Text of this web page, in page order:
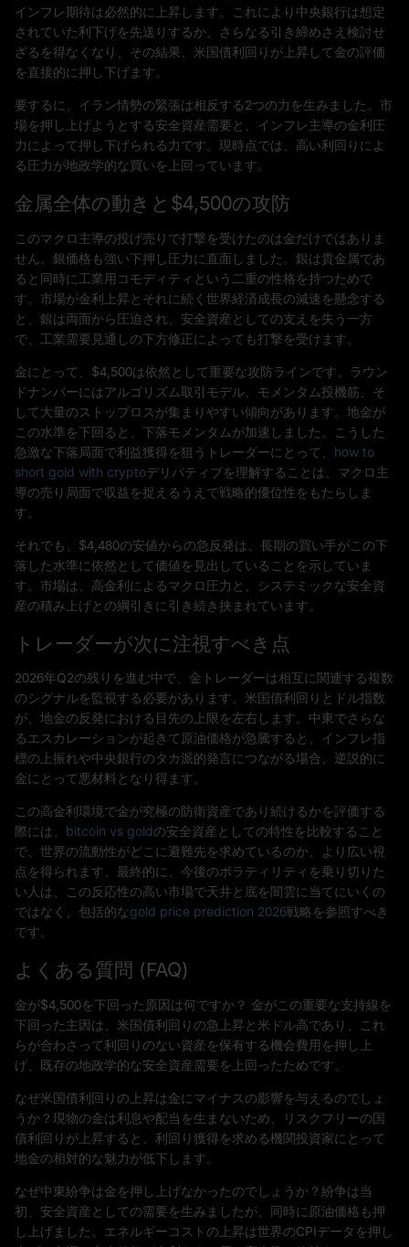
インフレ期待は必然的に上昇します。これにより中央銀行は想定
されていた利下げを先送りするか、さらなる引き締めさえ検討せ
ざるを得なくなり、その結果、米国債利回りが上昇して金の評価
を直接的に押し下げます。
要するに、イラン情勢の緊張は相反する2つの力を生みました。市
場を押し上げようとする安全資産需要と、インフレ主導の金利圧
力によって押し下げられる力です。現時点では、高い利回りによ
る圧力が地政学的な買いを上回っています。
金属全体の動きと$4,500の攻防
このマクロ主導の投げ売りで打撃を受けたのは金だけではありま
せん。銀価格も強い下押し圧力に直面しました。銀は貴金属であ
ると同時に工業用コモディティという二重の性格を持つためで
す。市場が金利上昇とそれに続く世界経済成長の減速を懸念する
と、銀は両面から圧迫され、安全資産としての支えを失う一方
で、工業需要見通しの下方修正によっても打撃を受けます。
金にとって、$4,500は依然として重要な攻防ラインです。ラウン
ドナンバーにはアルゴリズム取引モデル、モメンタム投機筋、そ
して大量のストップロスが集まりやすい傾向があります。地金が
この水準を下回ると、下落モメンタムが加速しました。こうした
急激な下落局面で利益獲得を狙うトレーダーにとって、 how to
short gold with cryptoデリバティブを理解することは、マクロ主
導の売り局面で収益を捉えるうえで戦略的優位性をもたらしま
す。
それでも、$4,480の安値からの急反発は、長期の買い手がこの下
落した水準に依然として価値を見出していることを示していま
す。市場は、高金利によるマクロ圧力と、システミックな安全資
産の積み上げとの綱引きに引き続き挟まれています。
トレーダーが次に注視すべき点
2026年Q2の残りを進む中で、金トレーダーは相互に関連する複数
のシグナルを監視する必要があります。米国債利回りとドル指数
が、地金の反発における目先の上限を左右します。中東でさらな
るエスカレーションが起きて原油価格が急騰すると、インフレ指
標の上振れや中央銀行のタカ派的発言につながる場合、逆説的に
金にとって悪材料となり得ます。
この高金利環境で金が究極の防衛資産であり続けるかを評価する
際には、 bitcoin vs goldの安全資産としての特性を比較すること
で、世界の流動性がどこに避難先を求めているのか、より広い視
点を得られます。最終的に、今後のボラティリティを乗り切りた
い人は、この反応性の高い市場で天井と底を闇雲に当てにいくの
ではなく、包括的なgold price prediction 2026戦略を参照すべき
です。
よくある質問 (FAQ)
金が$4,500を下回った原因は何ですか？ 金がこの重要な支持線を
下回った主因は、米国債利回りの急上昇と米ドル高であり、これ
らが合わさって利回りのない資産を保有する機会費用を押し上
げ、既存の地政学的な安全資産需要を上回ったためです。
なぜ米国債利回りの上昇は金にマイナスの影響を与えるのでしょ
うか？現物の金は利息や配当を生まないため、リスクフリーの国
債利回りが上昇すると、利回り獲得を求める機関投資家にとって
地金の相対的な魅力が低下します。
なぜ中東紛争は金を押し上げなかったのでしょうか？紛争は当
初、安全資産としての需要を生みましたが、同時に原油価格も押
し上げました。エネルギーコストの上昇は世界のCPIデータを押し